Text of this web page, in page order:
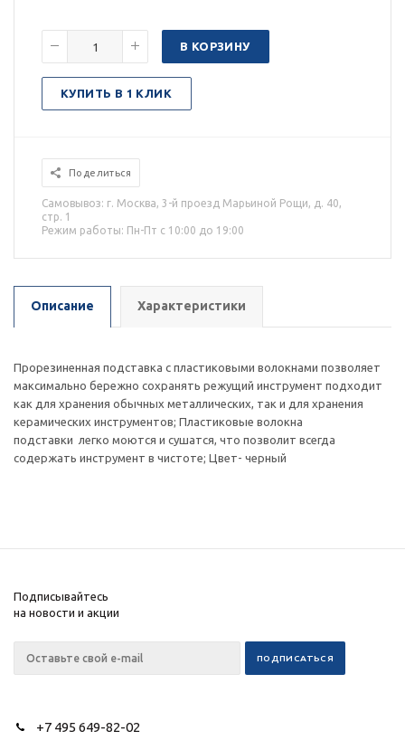
В КОРЗИНУ
КУПИТЬ В 1 КЛИК
Поделиться
Самовывоз: г. Москва, 3-й проезд Марьиной Рощи, д. 40,
стр. 1
Режим работы: Пн-Пт с 10:00 до 19:00
Описание Характеристики
Прорезиненная подставка с пластиковыми волокнами позволяет
максимально бережно сохранять режущий инструмент подходит
как для хранения обычных металлических, так и для хранения
керамических инструментов; Пластиковые волокна
подставки легко моются и сушатся, что позволит всегда
содержать инструмент в чистоте; Цвет- черный
Подписывайтесь
на новости и акции
+7 495 649-82-02